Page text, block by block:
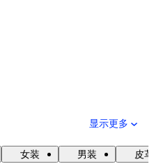
显示更多
女装 男装 皮